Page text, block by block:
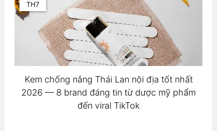
TH7
Kem chống nắng Thái Lan nội địa tốt nhất
2026 — 8 brand đáng tin từ dược mỹ phẩm
đến viral TikTok